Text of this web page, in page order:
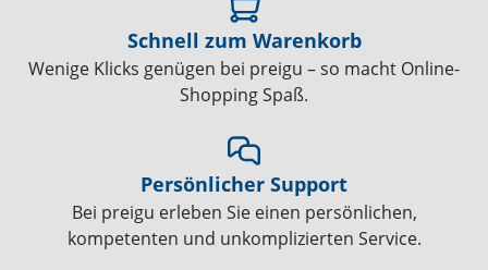
Schnell zum Warenkorb
Wenige Klicks genügen bei preigu – so macht Online-
Shopping Spaß.
Persönlicher Support
Bei preigu erleben Sie einen persönlichen,
kompetenten und unkomplizierten Service.